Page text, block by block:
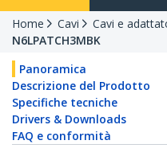
Home Cavi Cavi e
N6LPATCH3MBK
Panoramica
Descrizione del Prodotto
Specifiche tecniche
Drivers & Downloads
FAQ e conformità